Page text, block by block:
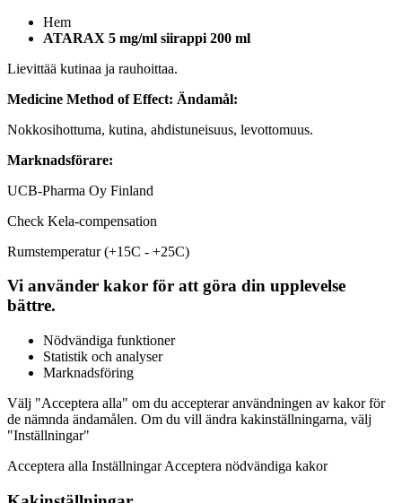
Hem
ATARAX 5 mg/ml siirappi 200 ml
Lievittää kutinaa ja rauhoittaa.
Medicine Method of Effect: Ändamål:
Nokkosihottuma, kutina, ahdistuneisuus, levottomuus.
Marknadsförare:
UCB-Pharma Oy Finland
Check Kela-compensation
Rumstemperatur (+15C - +25C)
Vi använder kakor för att göra din upplevelse
bättre.
Nödvändiga funktioner
Statistik och analyser
Marknadsföring
Välj "Acceptera alla" om du accepterar användningen av kakor för
de nämnda ändamålen. Om du vill ändra kakinställningarna, välj
"Inställningar"
Acceptera alla Inställningar Acceptera nödvändiga kakor